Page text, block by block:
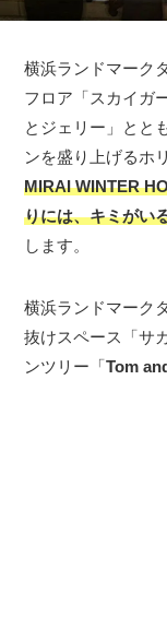
横浜ランドマーク
フロア「スカイガ
とジェリー」とと
ンを盛り上げるホ
MIRAI WINTER
りには、キミがい
します。
横浜ランドマーク
抜けスペース「サ
ンツリー「Tom